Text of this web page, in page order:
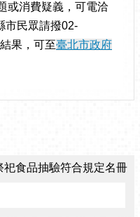
消費疑義，可電洽
市民眾請撥02-
果，可至臺北市政府
食品抽驗符合規定名冊